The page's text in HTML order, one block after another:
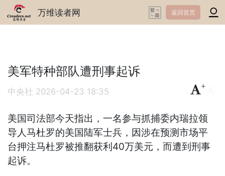
万维读者网 返回首页
美军特种部队遭刑事起诉
中央社 2026-04-23 18:35
+
美国司法部今天指出，一名参与抓捕委内瑞拉领
导人马杜罗的美国陆军士兵，因涉在预测市场平
台押注马杜罗被推翻获利40万美元，而遭到刑事
起诉。